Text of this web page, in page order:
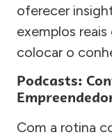
oferecer
exemplos
colocar o
Podcasts:
Com a rotina